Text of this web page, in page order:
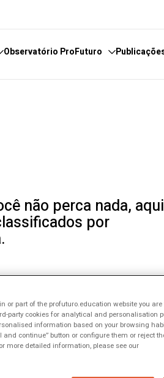
Observatório ProFuturo
não perca nada, aqui
por
or part of the profuturo.education website you
party cookies for analytical and personalisation
information based on your browsing
and continue” button or configure them or reject
more detailed information, please see our